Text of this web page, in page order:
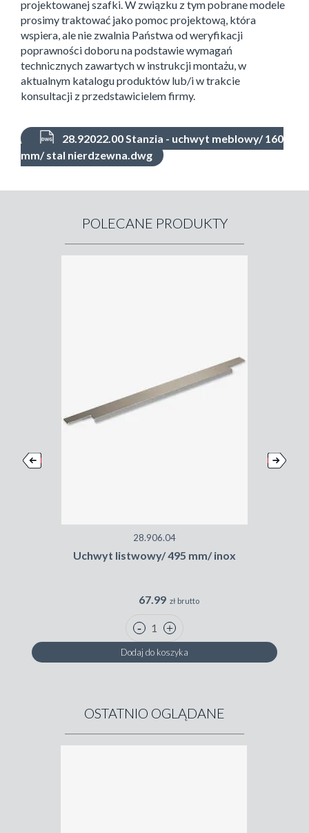
projektowanej szafki. W związku z tym pobrane modele
prosimy traktować jako pomoc projektową, która
wspiera, ale nie zwalnia Państwa od weryfikacji
poprawności doboru na podstawie wymagań
technicznych zawartych w instrukcji montażu, w
aktualnym katalogu produktów lub/i w trakcie
konsultacji z przedstawicielem firmy.
28.92022.00 Stanzia - uchwyt meblowy/ 160
mm/ stal nierdzewna.dwg
POLECANE PRODUKTY
28.906.04
Uchwyt listwowy/ 495 mm/ inox
67.99 zł brutto
Dodaj do koszyka
OSTATNIO OGLĄDANE